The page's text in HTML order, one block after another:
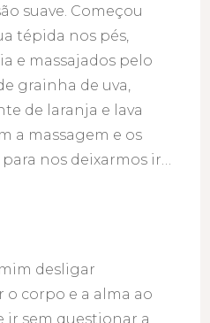
suave. Começou
tépida nos pés,
e massajados pelo
grainha de uva,
de laranja e lava
a massagem e os
nos deixarmos ir…
desligar
corpo e a alma ao
ir sem questionar a